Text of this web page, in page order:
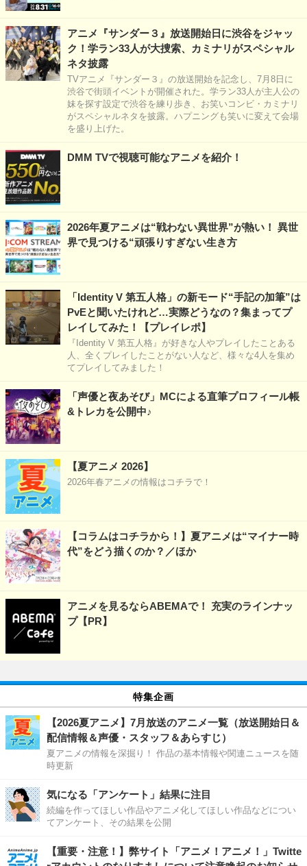
アニメ『サンダー３』放送開始日に渋谷をジャッ
ク！学ラン33人が大捜索、カミナリがスペシャル
ネタ披露
TVアニメ『サンダー３』の放送開始を記念し、7月8日に
渋谷で街頭イベントが開催された。学ラン33人が主人公の
妹を探す設定で渋谷を練り歩き、お笑いコンビ・カミナリ
がスペシャルネタを披露。ハプニングも笑いに変えて会場
を盛り上げた。
DMM TVで視聴可能なアニメを紹介！
2026年夏アニメは“戦わない異世界”が熱い！ 異世
界で見つける“頑張りすぎない生き方
「Identity V 第五人格」の新モード“手記の加筆”は
PvEと聞いたけれど…実際どうなの？集まってプ
レイしてみた！【プレイレポ】
『Identity V 第五人格』が好きな人やプレイしたことある
人、全くプレイしたことがない人など、様々な4人を集め
てプレイしてみました！
「声優と夜あそび」MCによる直筆プロフィール帳
&トレカを公開中♪
【夏アニメ 2026】
2026年春アニメの情報はコチラで！
【コラムはコチラから！】夏アニメは“マイナー時
代”をどう描くのか？／ほか
アニメを見るならABEMAで！ 充実のラインナッ
プ【PR】
特集企画
【2026夏アニメ】7月放送のアニメ一覧（放送開始日＆
配信情報＆声優・スタッフ＆あらすじ）
夏アニメの情報を深掘り！ 作品の基本情報や関連ニュースを随
時更新
気になる「アンケート」結果に注目
続編を作ってほしい作品やアニメ化してほしい作品などについ
てアンケート、その結果を公開
【重要・注意！】弊サイト「アニメ！アニメ！」Twitte